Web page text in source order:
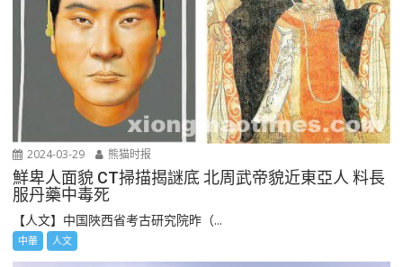
2024-03-29 熊猫时报
鮮卑人面貌 CT掃描揭謎底 北周武帝貌近東亞人 料長
服丹藥中毒死
【人文】中国陜西省考古研究院昨（...
中華 人文